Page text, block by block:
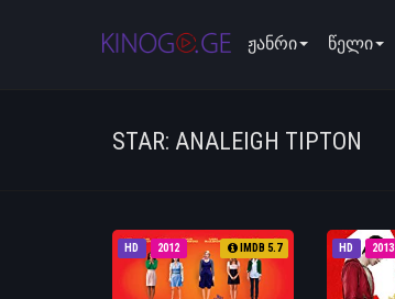
ჟანრი წელი
STAR: ANALEIGH TIPTON
HD 2012 IMDB 5.7 HD 2013